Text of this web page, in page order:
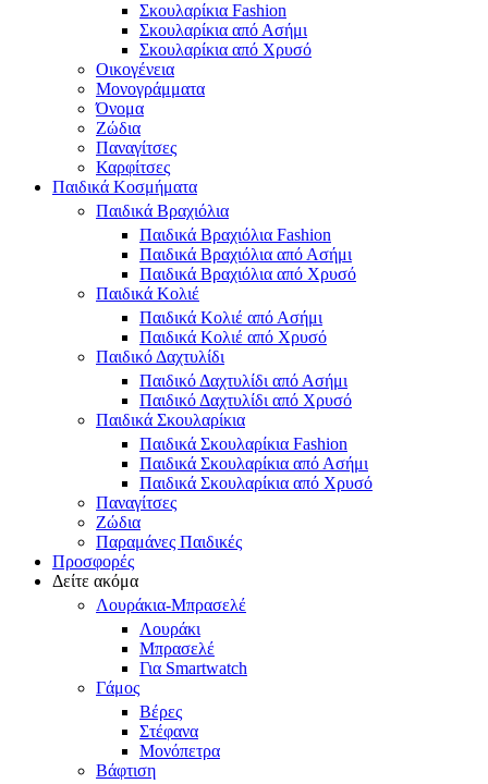
Σκουλαρίκια Fashion
Σκουλαρίκια από Ασήμι
Σκουλαρίκια από Χρυσό
Οικογένεια
Μονογράμματα
Όνομα
Ζώδια
Παναγίτσες
Καρφίτσες
Παιδικά Κοσμήματα
Παιδικά Βραχιόλια
Παιδικά Βραχιόλια Fashion
Παιδικά Βραχιόλια από Ασήμι
Παιδικά Βραχιόλια από Χρυσό
Παιδικά Κολιέ
Παιδικά Κολιέ από Ασήμι
Παιδικά Κολιέ από Χρυσό
Παιδικό Δαχτυλίδι
Παιδικό Δαχτυλίδι από Ασήμι
Παιδικό Δαχτυλίδι από Χρυσό
Παιδικά Σκουλαρίκια
Παιδικά Σκουλαρίκια Fashion
Παιδικά Σκουλαρίκια από Ασήμι
Παιδικά Σκουλαρίκια από Χρυσό
Παναγίτσες
Ζώδια
Παραμάνες Παιδικές
Προσφορές
Δείτε ακόμα
Λουράκια-Μπρασελέ
Λουράκι
Μπρασελέ
Για Smartwatch
Γάμος
Βέρες
Στέφανα
Μονόπετρα
Βάφτιση